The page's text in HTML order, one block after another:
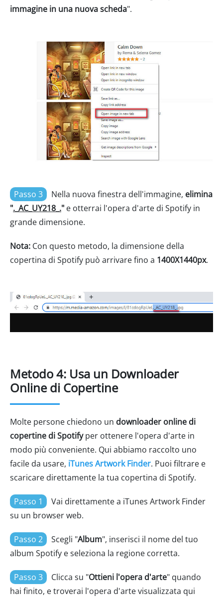
immagine in una nuova scheda".
Passo 3 Nella nuova finestra dell'immagine, elimina
"._AC_UY218_." e otterrai l'opera d'arte di Spotify in
grande dimensione.
Nota: Con questo metodo, la dimensione della
copertina di Spotify può arrivare fino a 1400X1440px.
Metodo 4: Usa un Downloader
Online di Copertine
Molte persone chiedono un downloader online di
copertine di Spotifyper ottenere l'opera d'arte in
modo più conveniente. Qui abbiamo raccolto uno
facile da usare, iTunes Artwork Finder. Puoi filtrare e
scaricare direttamente la tua copertina di Spotify.
Passo 1
Vai direttamente a iTunes Artwork Finder
su un browser web.
Passo 2 Scegli "Album", inserisci il nome del tuo
album Spotify e seleziona la regione corretta.
Passo 3 Clicca su "Ottieni l'opera d'arte" quando
hai finito, e troverai l'opera d'arte visualizzata qui